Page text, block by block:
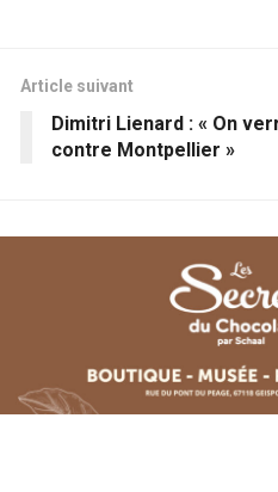
Article suivant
Dimitri Lienard : « On
contre Montpellier »